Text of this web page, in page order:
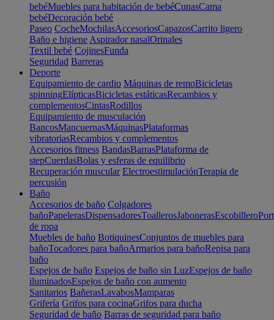
bebéMuebles para habitación de bebéCunasCama
bebéDecoración bebé
Paseo CocheMochilasAccesoriosCapazosCarrito ligero
Baño e higiene Aspirador nasalOrinales
Textil bebé CojinesFunda
Seguridad Barreras
Deporte
Equipamiento de cardio Máquinas de remoBicicletas
spinningElípticasBicicletas estáticasRecambios y
complementosCintasRodillos
Equipamiento de musculación
BancosMancuernasMáquinasPlataformas
vibratoriasRecambios y complementos
Accesorios fitness BandasBarrasPlataforma de
stepCuerdasBolas y esferas de equilibrio
Recuperación muscular ElectroestimulaciónTerapia de
percusión
Baño
Accesorios de baño Colgadores
bañoPapelerasDispensadoresToallerosJabonerasEscobillero
de ropa
Muebles de baño BotiquinesConjuntos de muebles para
bañoTocadores para bañoArmarios para bañoRepisa para
baño
Espejos de baño Espejos de baño sin LuzEspejos de baño
iluminadosEspejos de baño con aumento
Sanitarios BañerasLavabosMamparas
Grifería Grifos para cocinaGrifos para ducha
Seguridad de baño Barras de seguridad para baño